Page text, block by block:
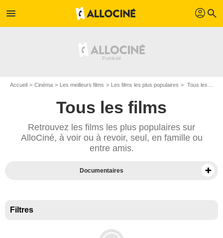
menu profil search
Accueil Cinéma Les meilleurs films Les films les plus populaires Tous les films
Tous les films
Retrouvez les films les plus populaires sur
AlloCiné, à voir ou à revoir, seul, en famille ou
entre amis.
Documentaires
Filtres